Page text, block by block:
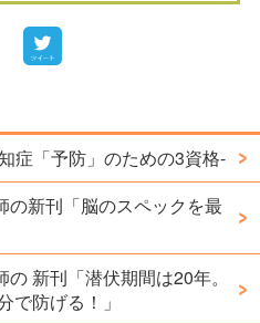
症「予防」のための3資格-
の新刊「脳のスペックを最
新刊「潜伏期間は20年。
で防げる！」